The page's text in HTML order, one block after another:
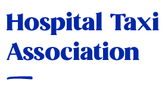
Hospital Taxi
Association